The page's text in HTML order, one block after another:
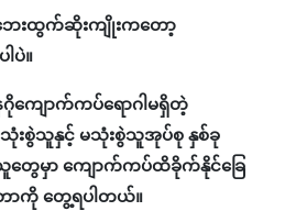
ေးထွက်ဆိုးကျိုးကတော့
ပဲ။
ျောက်ကပ်ရောဂါမရှိတဲ့
စွဲသူနှင့် မသုံးစွဲသူအုပ်စု နှစ်ခု
ေမှာ ကျောက်ကပ်ထိခိုက်နိုင်ခြေ
ကို တွေ့ရပါတယ်။